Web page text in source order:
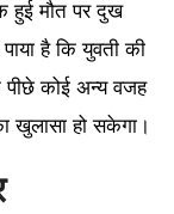
हुई मौत पर दुख
है कि युवती की
पीछे कोई अन्य वजह
खुलासा हो सकेगा।